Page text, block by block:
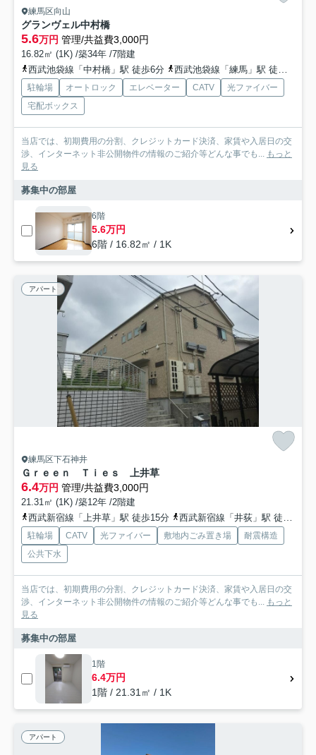
練馬区向山
グランヴェル中村橋
5.6万円 管理/共益費3,000円
16.82㎡ (1K) /築34年 /7階建
西武池袋線「中村橋」駅 徒歩6分
西武池袋線「練馬」駅 徒歩13分
駐輪場 オートロック エレベーター CATV
光ファイバー
宅配ボックス
当店では、初期費用の分割、クレジットカード決済、家賃や入居日の交
渉、インターネット非公開物件の情報のご紹介等どんな事でも... もっと
見る
募集中の部屋
6階
5.6万円
6階 / 16.82㎡ / 1K
アパート
練馬区下石神井
Ｇｒｅｅｎ Ｔｉｅｓ 上井草
6.4万円 管理/共益費3,000円
21.31㎡ (1K) /築12年 /2階建
西武新宿線「上井草」駅 徒歩15分
西武新宿線「井荻」駅 徒歩17分
駐輪場 CATV 光ファイバー 敷地内ごみ置き場
耐震構造
公共下水
当店では、初期費用の分割、クレジットカード決済、家賃や入居日の交
渉、インターネット非公開物件の情報のご紹介等どんな事でも... もっと
見る
募集中の部屋
1階
6.4万円
1階 / 21.31㎡ / 1K
アパート